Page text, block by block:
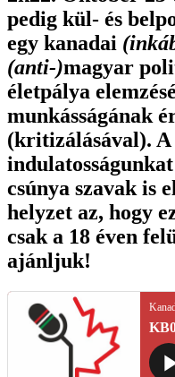
pedig kül- és
egy kanadai
(anti-)magyar
életpálya
munkásságának
(kritizálásával). A
csúnya szavak is
helyzet az, hogy
csak a 18 éven
ajánljuk!